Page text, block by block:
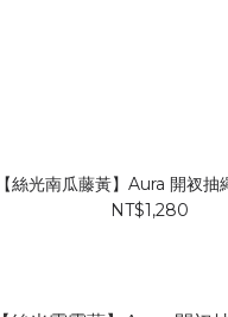
【絲光南瓜藤黃】Aura 開衩抽
NT$1,280